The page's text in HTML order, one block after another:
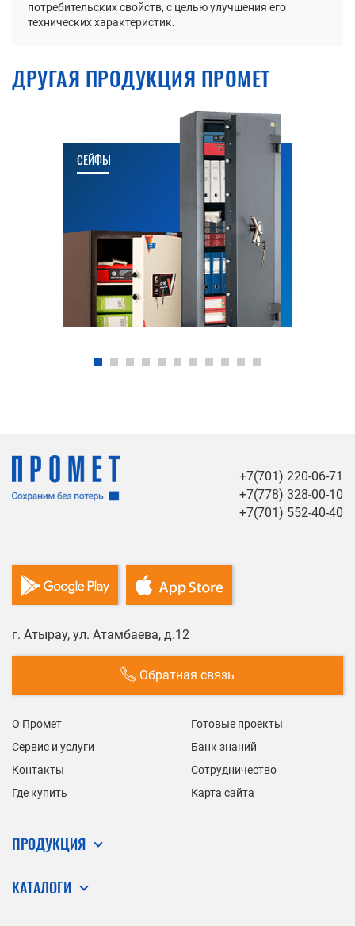
потребительских свойств, с целью улучшения его
технических характеристик.
ДРУГАЯ ПРОДУКЦИЯ ПРОМЕТ
СЕЙФЫ
+7(701) 220-06-71
+7(778) 328-00-10
+7(701) 552-40-40
г. Атырау, ул. Атамбаева, д.12
Обратная связь
О Промет
Готовые проекты
Сервис и услуги
Банк знаний
Контакты
Сотрудничество
Где купить
Карта сайта
ПРОДУКЦИЯ
КАТАЛОГИ